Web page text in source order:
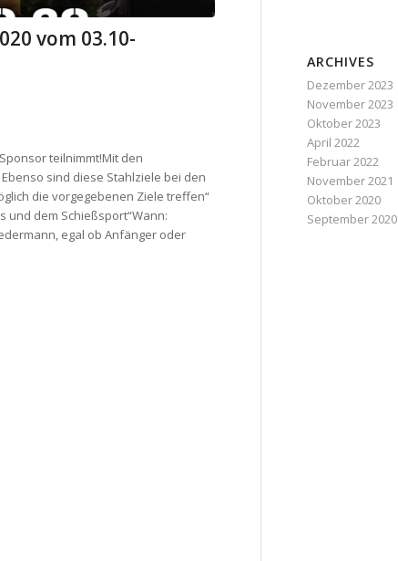
vom 03.10-
teilnimmt!Mit den
sind diese Stahlziele bei den
die vorgegebenen Ziele treffen“
und dem Schießsport“Wann:
egal ob Anfänger oder
ARCHIVES
Dezember 2023
November 2023
Oktober 2023
April 2022
Februar 2022
November 2021
Oktober 2020
September 2020